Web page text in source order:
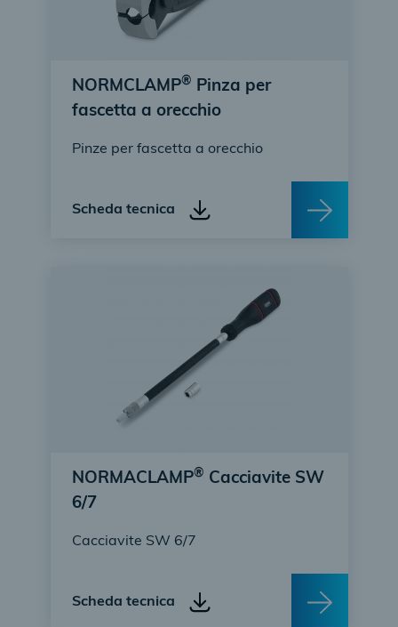
NORMCLAMP® Pinza per
fascetta a orecchio
Pinze per fascetta a orecchio
Scheda tecnica
NORMACLAMP® Cacciavite SW
6/7
Cacciavite SW 6/7
Scheda tecnica